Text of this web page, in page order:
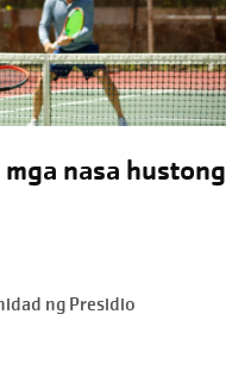
nasa hustong
ng Presidio